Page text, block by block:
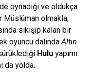
oynadığı ve oldukça
Müslüman olmakla,
sıkışıp kalan bir
oyuncu dalındaAltın
Hulu yapımı
da yolda.